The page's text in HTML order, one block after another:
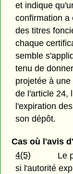
et indique
confirmation a
des titres
chaque
semble
tenu de
projetée à
de l'article 24,
l'expiration
son dépôt.
Cas où l'avis
4(5)
Le
si l'autorité